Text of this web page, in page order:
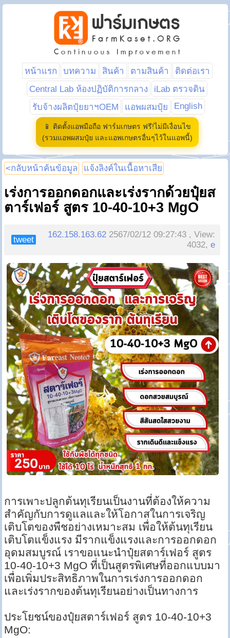
หน้าแรก บทความ สินค้า ตามสินค้า
ติดต่อเรา
Central Lab ห้องปฏิบัติการกลาง
iLab ตรวจดิน
รับจ้างผลิตปุ๋ยยาฯOEM
แอพผสมปุ๋ย English
📱 ติดตั้งแอพมือถือ ฟาร์มเกษตร ฟรี!ไม่มีเงื่อนไข
(รวมแอพผสมปุ๋ย และแอพเกษตรอื่นๆไว้ในแอพนี้)
<กลับหน้าค้นข้อมูล แจ้งลิงค์ในเนื้อหาเสีย
เร่งการออกดอกและเร่งรากด้วยปุ๋ยส
ตาร์เฟอร์ สูตร 10-40-10+3 MgO
tweet
162.158.163.62 2567/02/12 09:27:43 , View:
4032,e
การเพาะปลูกต้นทุเรียนเป็นงานที่ต้องให้ความ
สำคัญกับการดูแลและให้โอกาสในการเจริญ
เติบโตของพืชอย่างเหมาะสม เพื่อให้ต้นทุเรียน
เติบโตแข็งแรง มีรากแข็งแรงและการออกดอก
อุดมสมบูรณ์ เราขอแนะนำปุ๋ยสตาร์เฟอร์ สูตร
10-40-10+3 MgO ที่เป็นสูตรพิเศษที่ออกแบบมา
เพื่อเพิ่มประสิทธิภาพในการเร่งการออกดอก
และเร่งรากของต้นทุเรียนอย่างเป็นทางการ
ประโยชน์ของปุ๋ยสตาร์เฟอร์ สูตร 10-40-10+3
MgO: